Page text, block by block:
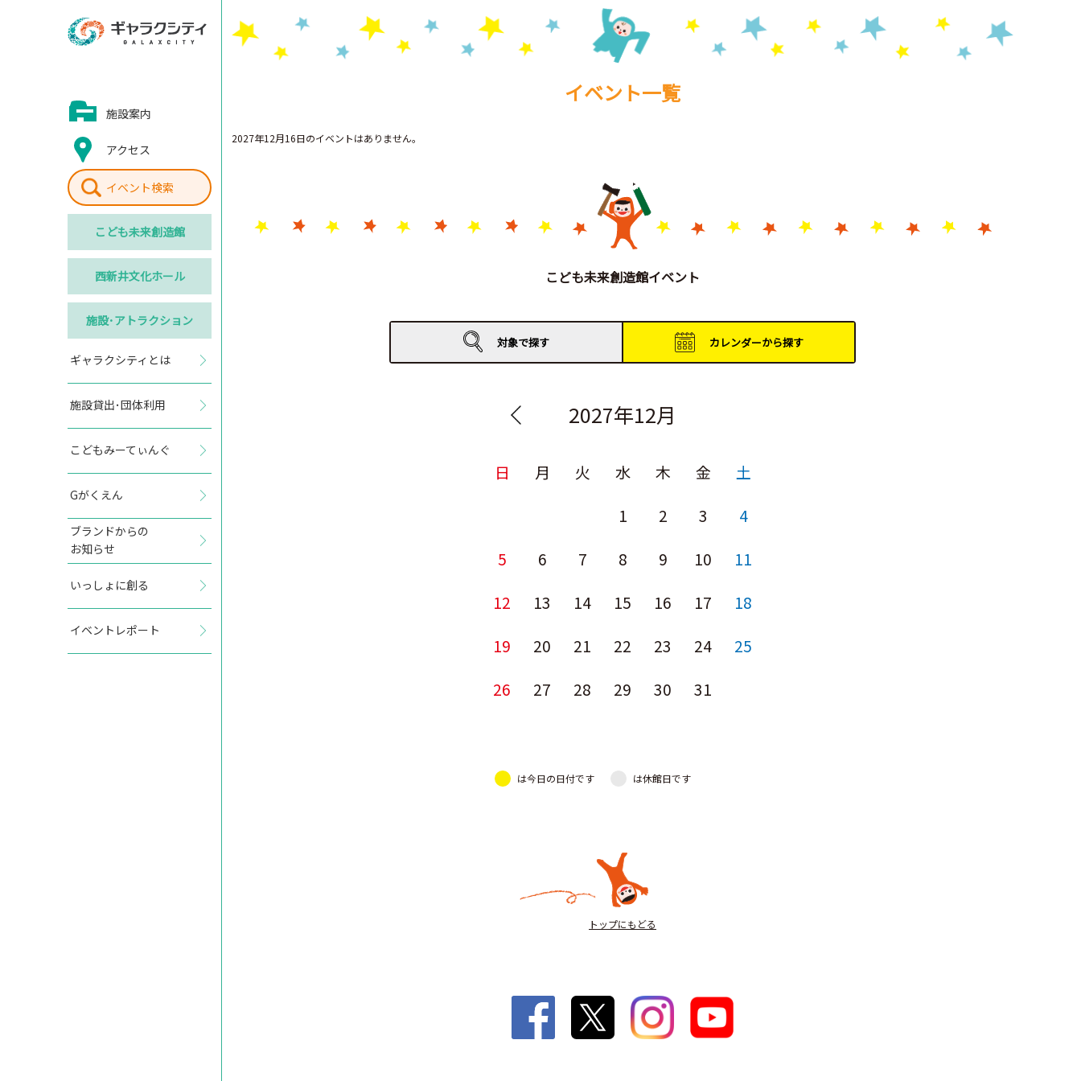
施設案内
アクセス
イベント検索
こども未来創造館
西新井文化ホール
施設･アトラクション
ギャラクシティとは
施設貸出･団体利用
こどもみーてぃんぐ
Gがくえん
ブランドからの
お知らせ
いっしょに創る
イベントレポート
イベント一覧
2027年12月16日のイベントはありません。
こども未来創造館イベント
対象で探す カレンダーから探す
2027年11月
月 火 水 木
1
2 3 4
8 9 10 11
2027年12月
日 月 火 水 木 金
土
1
2 3
4
5
6 7 8 9 10
11
12
13 14 15 16 17
18
19
20 21 22 23 24
25
26
27 28 29 30 31
は今日の日付です は休館日です
トップにもどる